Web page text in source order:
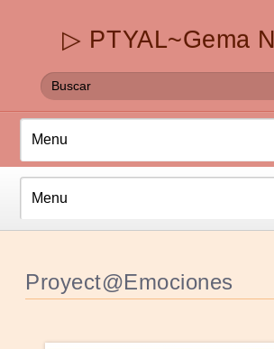
▷ PTYAL~Gema
Proyect@Emociones